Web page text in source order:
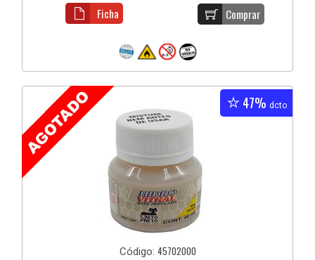
Comprar
Ficha
47% dcto
Código: 45702000